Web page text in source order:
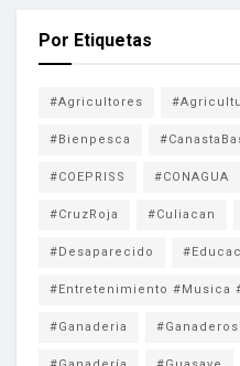
Por Etiquetas
#Agricultores
#Bienpesca
#COEPRISS #CONAGUA
#CruzRoja #Culiacan
#Desaparecido
#Entretenimiento #Musica
#Ganaderia #Ganaderos